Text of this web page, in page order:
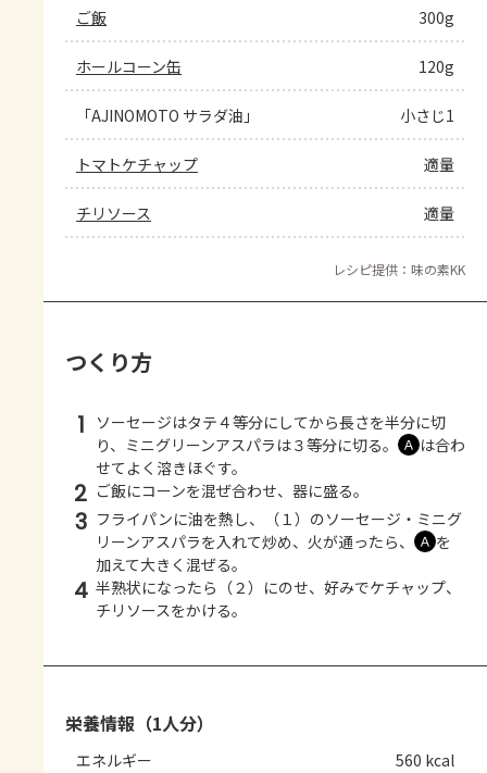
ご飯 300g
ホールコーン缶 120g
「AJINOMOTO サラダ油」 小さじ1
トマトケチャップ 適量
チリソース 適量
レシピ提供：味の素KK
つくり方
1
ソーセージはタテ４等分にしてから長さを半分に切
り、ミニグリーンアスパラは３等分に切る。
Ａ は合わ
せてよく溶きほぐす。
2 ご飯にコーンを混ぜ合わせ、器に盛る。
3 フライパンに油を熱し、（１）のソーセージ・ミニグ
リーンアスパラを入れて炒め、火が通ったら、
Ａ を
加えて大きく混ぜる。
4 半熟状になったら（２）にのせ、好みでケチャップ、
チリソースをかける。
栄養情報（1人分）
エネルギー 560 kcal